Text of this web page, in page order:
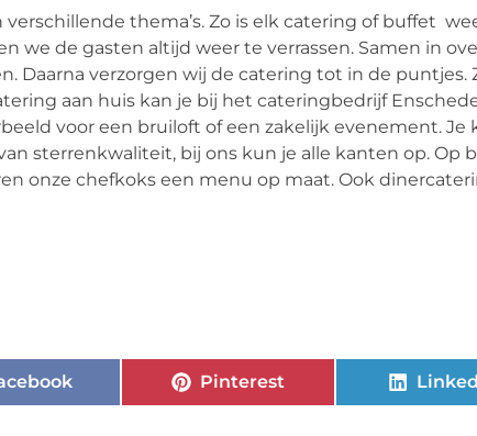
thema’s. Zo is elk catering of buffet
we de gasten altijd weer te verrassen. Samen in
Daarna verzorgen wij de catering tot in de puntjes.
aan huis kan je bij het cateringbedrijf
voor een bruiloft of een zakelijk evenement.
sterrenkwaliteit, bij ons kun je alle kanten op. Op
onze chefkoks een menu op maat. Ook
Pinterest